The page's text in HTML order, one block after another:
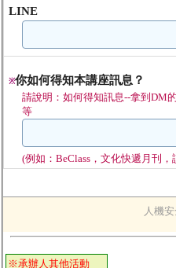
LINE
※你如何得知本講座訊息？
請說明：如何得知訊息--拿到DM
等
(例如：BeClass，文化快遞月刊，
人機
※承辦人其他活動